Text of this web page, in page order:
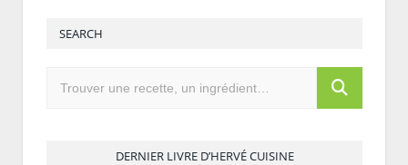
SEARCH
DERNIER LIVRE D’HERVÉ CUISINE